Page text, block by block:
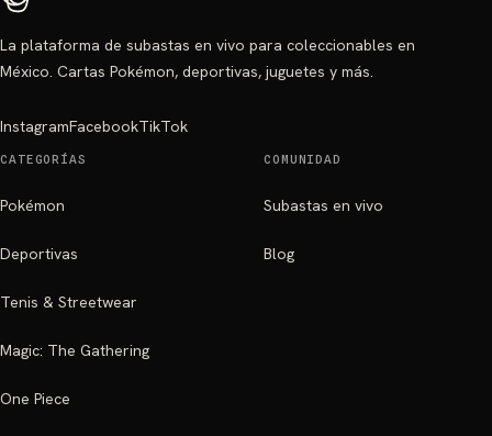
La plataforma de subastas en vivo para coleccionables en
México. Cartas Pokémon, deportivas, juguetes y más.
InstagramFacebookTikTok
CATEGORÍAS
Pokémon
Deportivas
Tenis & Streetwear
Magic: The Gathering
One Piece
COMUNIDAD
Subastas en vivo
Blog